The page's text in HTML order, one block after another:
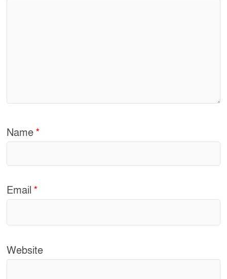
Name*
Email*
Website